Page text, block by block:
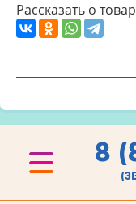
Рассказать о
8